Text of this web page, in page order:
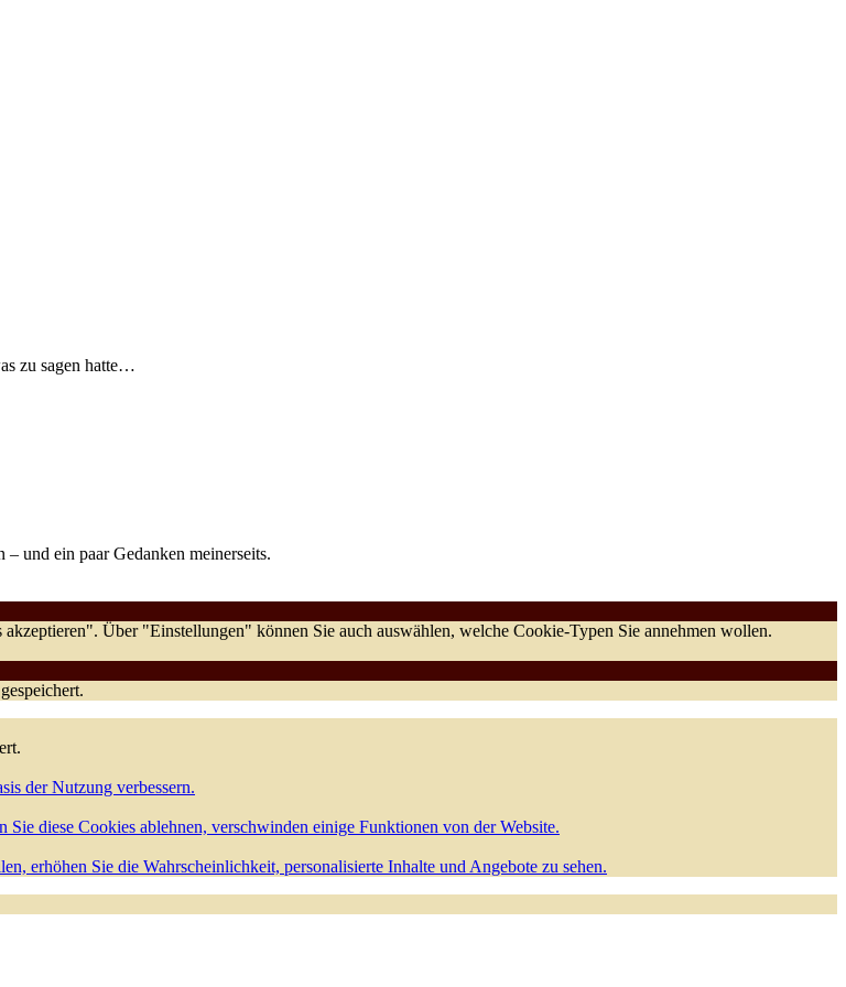
zu sagen hatte…
und ein paar Gedanken meinerseits.
Über "Einstellungen" können Sie auch auswählen, welche Cookie-Typen Sie annehmen wollen.
der Nutzung verbessern.
diese Cookies ablehnen, verschwinden einige Funktionen von der Website.
erhöhen Sie die Wahrscheinlichkeit, personalisierte Inhalte und Angebote zu sehen.